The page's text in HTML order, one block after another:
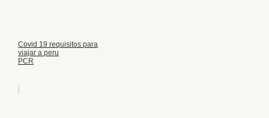
Covid 19 requisitos para
viajar a peru
PCR